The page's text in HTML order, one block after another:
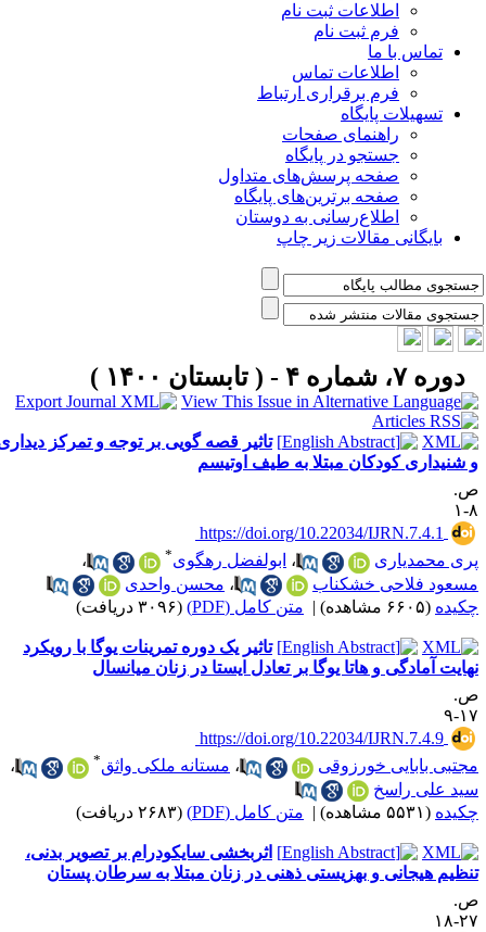
اطلاعات ثبت نام
فرم ثبت نام
تماس با ما
اطلاعات تماس
فرم برقراری ارتباط
تسهیلات پایگاه
راهنمای صفحات
جستجو در پایگاه
صفحه پرسش‌های متداول
صفحه برترین‌های پایگاه
اطلاع‌رسانی به دوستان
بایگانی مقالات زیر چاپ
دوره ۷، شماره ۴ - ( تابستان ۱۴۰۰ )
تاثیر قصه گویی بر توجه و تمرکز دیداری
شنیداری کودکان مبتلا به طیف اوتیسم
‎ https://doi.org/10.22034/IJRN.7.4.1
محمدیاری
،ابولفضل رهگوی *
،
فلاحی خشکناب
،محسن واحدی
(۶۶۰۵ مشاهده) | متن کامل (PDF) (۳۰۹۶ دریافت)
تاثیر یک دوره تمرینات یوگا با رویکرد
آمادگی و هاتا یوگا بر تعادل ایستا در زنان میانسال
۹
‎ https://doi.org/10.22034/IJRN.7.4.9
بابایی خورزوقی
،مستانه ملکی واثق*
،
علی راسخ
(۵۵۳۱ مشاهده) | متن کامل (PDF) (۲۶۸۳ دریافت)
اثربخشی سایکودرام بر تصویر بدنی،
هیجانی و بهزیستی ذهنی در زنان مبتلا به سرطان پستان
۱۸